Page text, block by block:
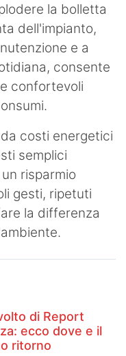
la bolletta
dell'impianto,
e a
consente
confortevoli
costi energetici
semplici
risparmio
gesti, ripetuti
la differenza
di Report
ecco dove e il
ritorno